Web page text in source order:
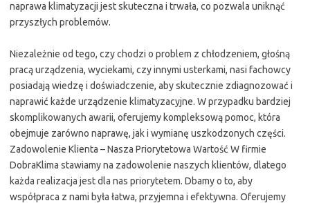
naprawa klimatyzacji jest skuteczna i trwała, co pozwala uniknąć
przyszłych problemów.
Niezależnie od tego, czy chodzi o problem z chłodzeniem, głośną
pracą urządzenia, wyciekami, czy innymi usterkami, nasi fachowcy
posiadają wiedzę i doświadczenie, aby skutecznie zdiagnozować i
naprawić każde urządzenie klimatyzacyjne. W przypadku bardziej
skomplikowanych awarii, oferujemy kompleksową pomoc, która
obejmuje zarówno naprawę, jak i wymianę uszkodzonych części.
Zadowolenie Klienta – Nasza Priorytetowa Wartość W firmie
DobraKlima stawiamy na zadowolenie naszych klientów, dlatego
każda realizacja jest dla nas priorytetem. Dbamy o to, aby
współpraca z nami była łatwa, przyjemna i efektywna. Oferujemy